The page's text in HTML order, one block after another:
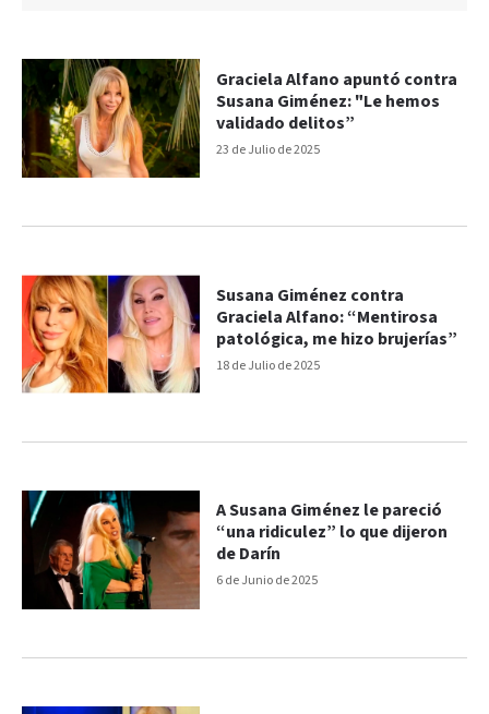
23 de Julio de 2025
Graciela Alfano apuntó contra
Susana Giménez: "Le hemos
validado delitos”
18 de Julio de 2025
Susana Giménez contra
Graciela Alfano: “Mentirosa
patológica, me hizo brujerías”
6 de Junio de 2025
A Susana Giménez le pareció
“una ridiculez” lo que dijeron
de Darín